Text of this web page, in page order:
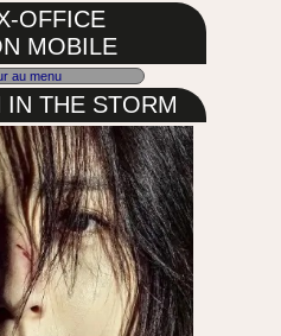
OFFICE
MOBILE
au menu
THE STORM